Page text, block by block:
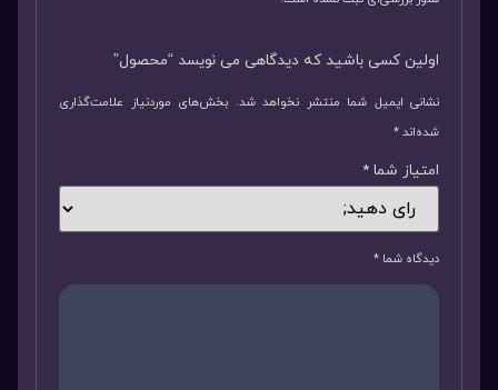
اولین کسی باشید که دیدگاهی می نویسد “محصول”
نشانی ایمیل شما منتشر نخواهد شد. بخش‌های موردنیاز علامت‌گذاری
شده‌اند*
امتیاز شما *
دیدگاه شما *